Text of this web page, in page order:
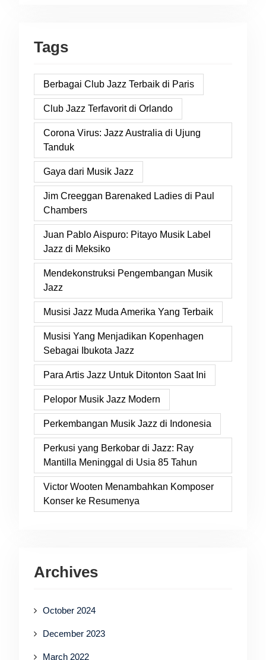
Tags
Berbagai Club Jazz Terbaik di Paris
Club Jazz Terfavorit di Orlando
Corona Virus: Jazz Australia di Ujung
Tanduk
Gaya dari Musik Jazz
Jim Creeggan Barenaked Ladies di Paul
Chambers
Juan Pablo Aispuro: Pitayo Musik Label
Jazz di Meksiko
Mendekonstruksi Pengembangan Musik
Jazz
Musisi Jazz Muda Amerika Yang Terbaik
Musisi Yang Menjadikan Kopenhagen
Sebagai Ibukota Jazz
Para Artis Jazz Untuk Ditonton Saat Ini
Pelopor Musik Jazz Modern
Perkembangan Musik Jazz di Indonesia
Perkusi yang Berkobar di Jazz: Ray
Mantilla Meninggal di Usia 85 Tahun
Victor Wooten Menambahkan Komposer
Konser ke Resumenya
Archives
October 2024
December 2023
March 2022